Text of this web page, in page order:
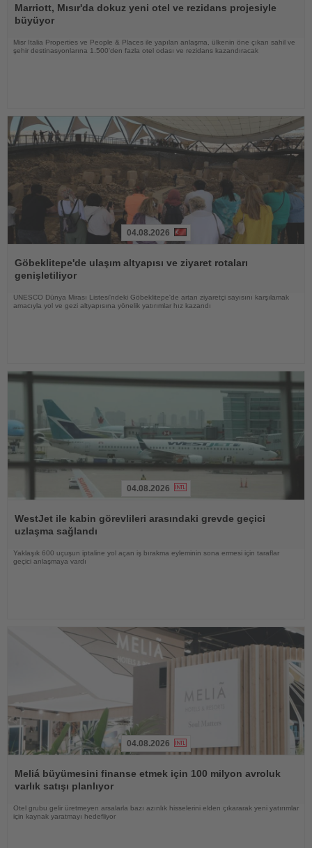
Oku
Marriott, Mısır'da dokuz yeni otel ve rezidans projesiyle
büyüyor
Misr Italia Properties ve People & Places ile yapılan anlaşma, ülkenin öne çıkan sahil ve
şehir destinasyonlarına 1.500'den fazla otel odası ve rezidans kazandıracak
Oku
04.08.2026
Göbeklitepe'de ulaşım altyapısı ve ziyaret rotaları
genişletiliyor
UNESCO Dünya Mirası Listesi'ndeki Göbeklitepe'de artan ziyaretçi sayısını karşılamak
amacıyla yol ve gezi altyapısına yönelik yatırımlar hız kazandı
Oku
04.08.2026
WestJet ile kabin görevlileri arasındaki grevde geçici
uzlaşma sağlandı
Yaklaşık 600 uçuşun iptaline yol açan iş bırakma eyleminin sona ermesi için taraflar
geçici anlaşmaya vardı
Oku
04.08.2026
Meliá büyümesini finanse etmek için 100 milyon avroluk
varlık satışı planlıyor
Otel grubu gelir üretmeyen arsalarla bazı azınlık hisselerini elden çıkararak yeni yatırımlar
için kaynak yaratmayı hedefliyor